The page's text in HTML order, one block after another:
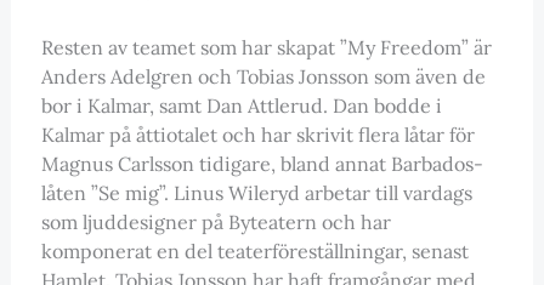
Resten av teamet som har skapat ”My Freedom” är
Anders Adelgren och Tobias Jonsson som även de
bor i Kalmar, samt Dan Attlerud. Dan bodde i
Kalmar på åttiotalet och har skrivit flera låtar för
Magnus Carlsson tidigare, bland annat Barbados-
låten ”Se mig”. Linus Wileryd arbetar till vardags
som ljuddesigner på Byteatern och har
komponerat en del teaterföreställningar, senast
Hamlet. Tobias Jonsson har haft framgångar med